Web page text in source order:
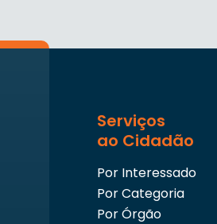
Serviços
ao Cidadão
Por Interessado
Por Categoria
Por Órgão